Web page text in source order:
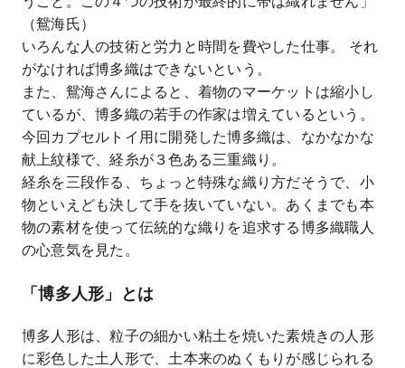
（鴛海氏）
いろんな人の技術と労力と時間を費やした仕事。 それ
がなければ博多織はできないという。
また、鴛海さんによると、着物のマーケットは縮小し
ているが、博多織の若手の作家は増えているという。
今回カプセルトイ用に開発した博多織は、なかなかな
献上紋様で、経糸が３色ある三重織り。
経糸を三段作る、ちょっと特殊な織り方だそうで、小
物といえども決して手を抜いていない。あくまでも本
物の素材を使って伝統的な織りを追求する博多織職人
の心意気を見た。
「博多人形」とは
博多人形は、粒子の細かい粘土を焼いた素焼きの人形
に彩色した土人形で、土本来のぬくもりが感じられる